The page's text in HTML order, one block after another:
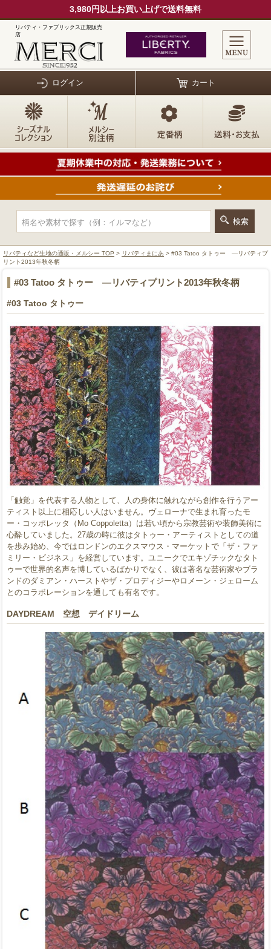
3,980円以上お買い上げで送料無料
リバティ・ファブリックス正規販売
店
ログイン カート
リバティなど生地の通販・メルシー TOP > リバティまにあ > #03 Tatoo タトゥー ―リバティプ
リント2013年秋冬柄
#03 Tatoo タトゥー ―リバティプリント2013年秋冬柄
#03 Tatoo タトゥー
「触覚」を代表する人物として、人の身体に触れながら創作を行うアー
ティスト以上に相応しい人はいません。ヴェローナで生まれ育ったモ
ー・コッポレッタ（Mo Coppoletta）は若い頃から宗教芸術や装飾美術に
心酔していました。27歳の時に彼はタトゥー・アーティストとしての道
を歩み始め、今ではロンドンのエクスマウス・マーケットで「ザ・ファ
ミリー・ビジネス」を経営しています。ユニークでエキゾチックなタト
ゥーで世界的名声を博しているばかりでなく、彼は著名な芸術家やブラ
ンドのダミアン・ハーストやザ・プロディジーやロメーン・ジェローム
とのコラボレーションを通しても有名です。
DAYDREAM 空想 デイドリーム